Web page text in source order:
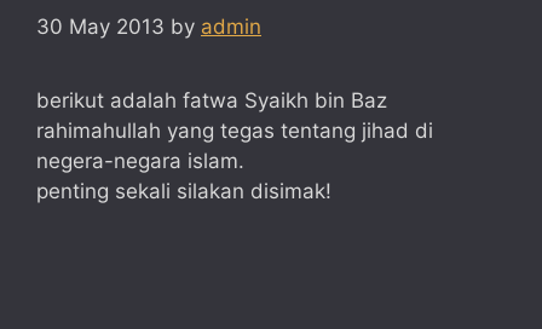
30 May 2013 by admin
berikut adalah fatwa Syaikh bin Baz
rahimahullah yang tegas tentang jihad di
negera-negara islam.
penting sekali silakan disimak!